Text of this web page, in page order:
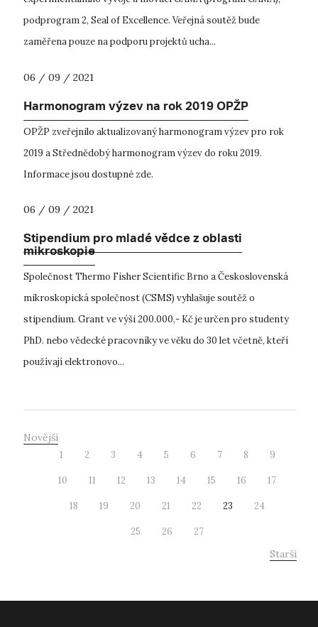
podprogram 2, Seal of Excellence. Veřejná soutěž bude
zaměřena pouze na podporu projektů ucha...
06 / 09 / 2021
Harmonogram výzev na rok 2019 OPŽP
OPŽP zveřejnilo aktualizovaný harmonogram výzev pro rok
2019 a Střednědobý harmonogram výzev do roku 2019.
Informace jsou dostupné zde.
06 / 09 / 2021
Stipendium pro mladé vědce z oblasti
mikroskopie
Společnost Thermo Fisher Scientific Brno a Československá
mikroskopická společnost (CSMS) vyhlašuje soutěž o
stipendium. Grant ve výši 200.000,- Kč je určen pro studenty
PhD. nebo vědecké pracovníky ve věku do 30 let včetně, kteří
používají elektronovo...
Novější
1 2 3 4 5 6 7 8 9
10 11 12 13 14 15 16 17
18 19 20 21 22 23 24
25 26 27
Starší